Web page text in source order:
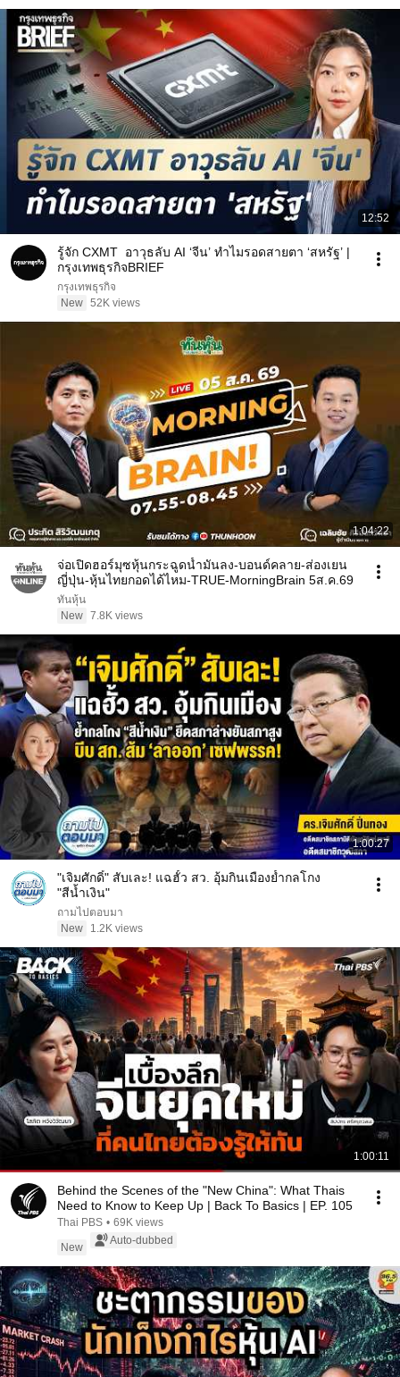
12:52
รู้จัก CXMT อาวุธลับ AI ‘จีน’ ทำไมรอดสายตา ‘สหรัฐ’ |
กรุงเทพธุรกิจBRIEF
กรุงเทพธุรกิจ
New 52K views
1:04:22
จ่อเปิดฮอร์มุซหุ้นกระฉูดน้ำมันลง-บอนด์คลาย-ส่องเยน
ญี่ปุ่น-หุ้นไทยกอดได้ไหม-TRUE-MorningBrain 5ส.ค.69
ทันหุ้น
New 7.8K views
1:00:27
"เจิมศักดิ์" สับเละ! แฉฮั้ว สว. อุ้มกินเมืองย้ำกลโกง
"สีน้ำเงิน"
ถามไปตอบมา
New
1.2K views
1:00:11
Behind the Scenes of the "New China": What Thais
Need to Know to Keep Up | Back To Basics | EP. 105
Thai PBS • 69K views
New
Auto-dubbed